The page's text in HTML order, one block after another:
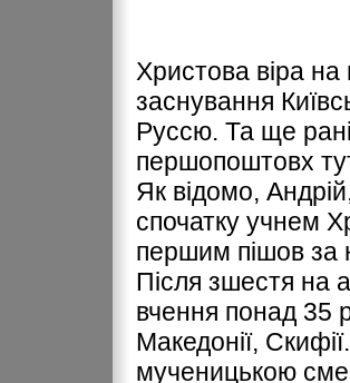
Христова віра
заснування
Руссю. Та ще
першопоштовх
Як відомо,
спочатку учнем
першим пішов за
Після зшестя на
вчення понад 35
Македонії,
мученицькою